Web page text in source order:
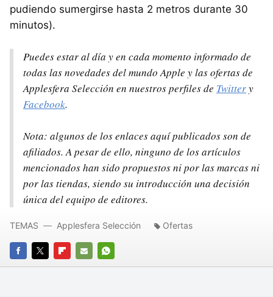
pudiendo sumergirse hasta 2 metros durante 30
minutos).
Puedes estar al día y en cada momento informado de
todas las novedades del mundo Apple y las ofertas de
Applesfera Selección en nuestros perfiles de Twittery
Facebook.
Nota: algunos de los enlaces aquí publicados son de
afiliados. A pesar de ello, ninguno de los artículos
mencionados han sido propuestos ni por las marcas ni
por las tiendas, siendo su introducción una decisión
única del equipo de editores.
FACEBOOK
TWITTERFLIPBOARD
E-
WHATSAPP
TEMAS Applesfera Selección Ofertas